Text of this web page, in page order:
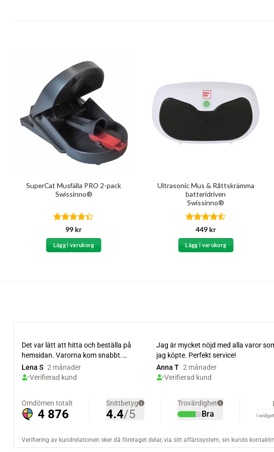
SuperCat Musfälla PRO 2-pack
Swissinno®
Betygsatt
4.33av 5
99 kr
Lägg i varukorg
Ultrasonic Mus & Råttskrämma
batteridriven
Swissinno®
Betygsatt
4.5av 5
449 kr
Lägg i varukorg